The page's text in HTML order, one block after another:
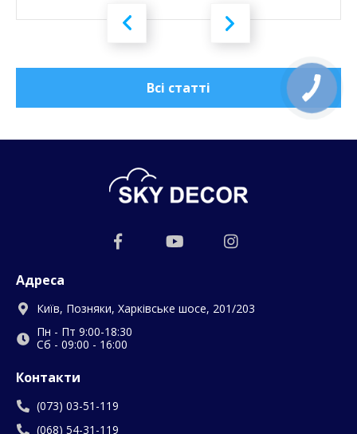
Всі статті
Адреса
Київ, Позняки, Харківське шосе, 201/203
Пн - Пт 9:00-18:30
Сб - 09:00 - 16:00
Контакти
(073) 03-51-119
(068) 54-31-119